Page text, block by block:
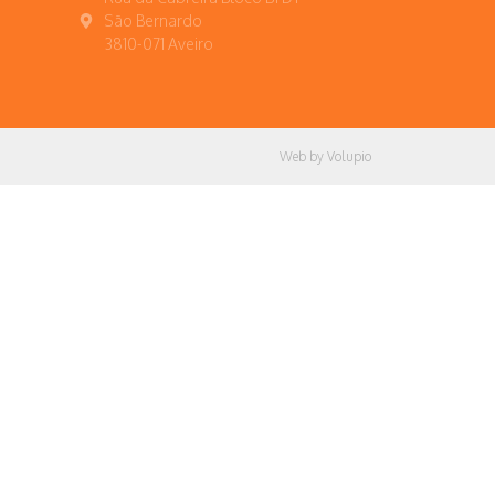
São Bernardo
3810-071 Aveiro
Web by Volupio